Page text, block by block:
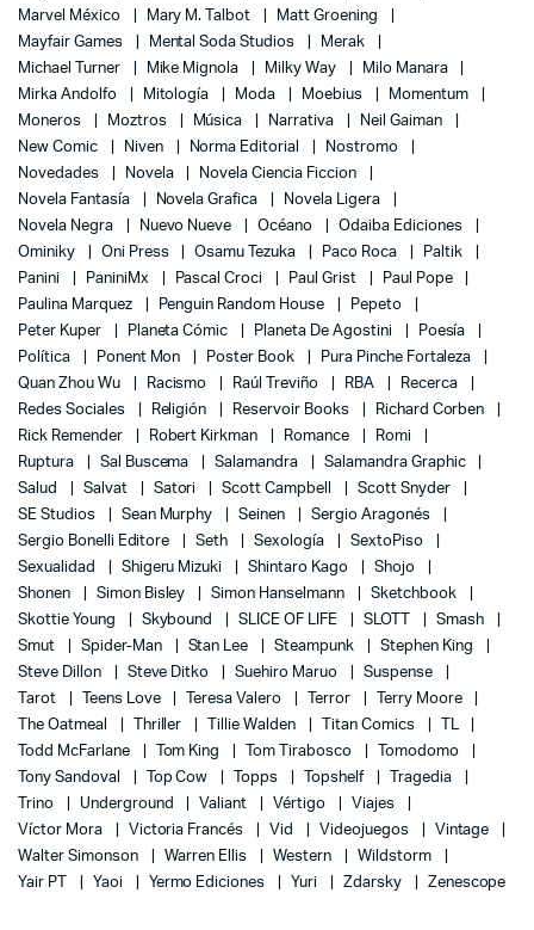
Marvel México
Mary M. Talbot
Matt Groening
Mayfair Games
Mental Soda Studios
Merak
Michael Turner
Mike Mignola Milky Way
Milo Manara
Mirka Andolfo
Mitología Moda Moebius
Momentum
Moneros
Moztros Música Narrativa
Neil Gaiman
New Comic
Niven Norma Editorial
Nostromo
Novedades
Novela
Novela Ciencia Ficcion
Novela Fantasía
Novela Grafica
Novela Ligera
Novela Negra
Nuevo Nueve Océano
Odaiba Ediciones
Ominiky
Oni Press Osamu Tezuka Paco Roca
Paltik
Panini
PaniniMx Pascal Croci Paul Grist
Paul Pope
Paulina Marquez
Penguin Random House
Pepeto
Peter Kuper
Planeta Cómic Planeta De Agostini
Poesía
Política
Ponent Mon Poster Book
Pura Pinche Fortaleza
Quan Zhou Wu
Racismo Raúl Treviño RBA
Recerca
Redes Sociales
Religión Reservoir Books
Richard Corben
Rick Remender
Robert Kirkman Romance
Romi
Ruptura
Sal Buscema Salamandra
Salamandra Graphic
Salud
Salvat Satori Scott Campbell
Scott Snyder
SE Studios
Sean Murphy Seinen
Sergio Aragonés
Sergio Bonelli Editore
Seth Sexología
SextoPiso
Sexualidad
Shigeru Mizuki Shintaro Kago
Shojo
Shonen
Simon Bisley Simon Hanselmann
Sketchbook
Skottie Young
Skybound SLICE OF LIFE SLOTT
Smash
Smut
Spider-Man Stan Lee Steampunk
Stephen King
Steve Dillon
Steve Ditko Suehiro Maruo
Suspense
Tarot
Teens Love Teresa Valero Terror
Terry Moore
The Oatmeal
Thriller Tillie Walden Titan Comics
TL
Todd McFarlane
Tom King Tom Tirabosco
Tomodomo
Tony Sandoval
Top Cow Topps Topshelf
Tragedia
Trino
Underground Valiant Vértigo
Viajes
Víctor Mora
Victoria Francés Vid Videojuegos
Vintage
Walter Simonson
Warren Ellis Western
Wildstorm
Yair PT
Yaoi Yermo Ediciones Yuri Zdarsky Zenescope